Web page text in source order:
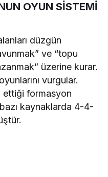
OYUN SİSTEMİ
düzgün
ve “topu
üzerine kurar.
vurgular.
ettiği formasyon
kaynaklarda 4-4-